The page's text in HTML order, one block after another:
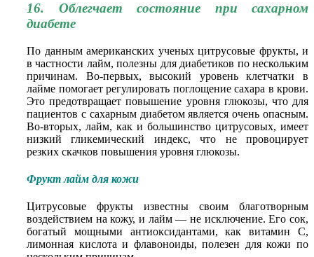
16. Облегчает состояние при сахарном
диабете
По данным американских ученых цитрусовые фрукты, и
в частности лайм, полезны для диабетиков по нескольким
причинам. Во-первых, высокий уровень клетчатки в
лайме помогает регулировать поглощение сахара в крови.
Это предотвращает повышение уровня глюкозы, что для
пациентов с сахарным диабетом является очень опасным.
Во-вторых, лайм, как и большинство цитрусовых, имеет
низкий гликемический индекс, что не провоцирует
резких скачков повышения уровня глюкозы.
Фрукт лайм для кожи
Цитрусовые фрукты известны своим благотворным
воздействием на кожу, и лайм — не исключение. Его сок,
богатый мощными антиоксидантами, как витамин С,
лимонная кислота и флавоноиды, полезен для кожи по